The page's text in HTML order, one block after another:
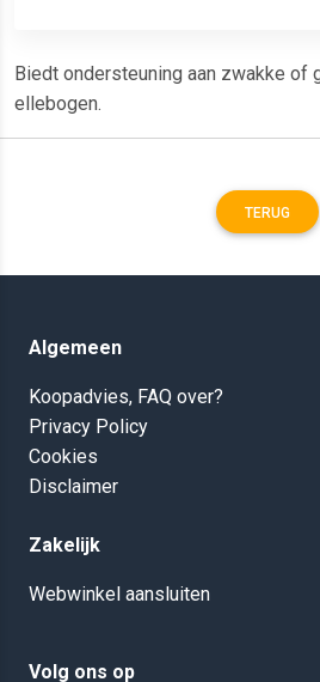
Biedt ondersteuning aan zwakke of
ellebogen.
TERUG
Algemeen
Koopadvies, FAQ over?
Privacy Policy
Cookies
Disclaimer
Zakelijk
Webwinkel aansluiten
Volg ons op